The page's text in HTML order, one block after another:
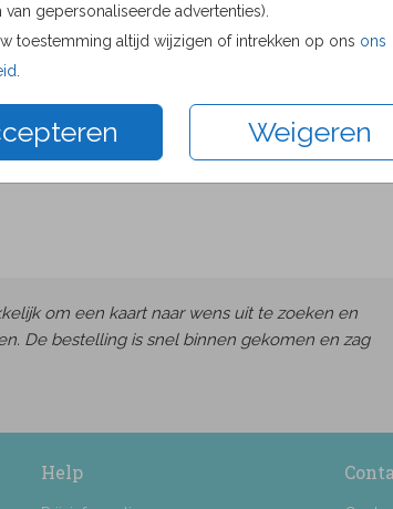
gepersonaliseerde advertenties).
toestemming altijd wijzigen of intrekken op ons ons
Weigeren
15 ×
om een kaart naar wens uit te zoeken en
De bestelling is snel binnen gekomen en zag
Help